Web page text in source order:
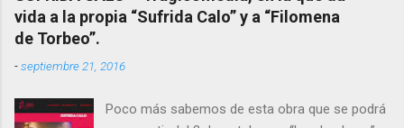
Dejamos para otro momento la ...
vida a la propia “Sufrida Calo” y a “Filomena
de Torbeo”.
-septiembre 21, 2016
Poco más sabemos de esta obra que se podrá